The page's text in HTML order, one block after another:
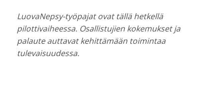
LuovaNepsy-työpajat ovat tällä hetkellä
pilottivaiheessa. Osallistujien kokemukset ja
palaute auttavat kehittämään toimintaa
tulevaisuudessa.